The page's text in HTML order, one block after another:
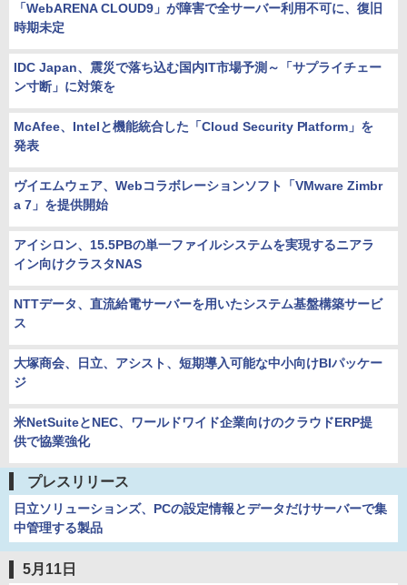
「WebARENA CLOUD9」が障害で全サーバー利用不可に、復旧
時期未定
IDC Japan、震災で落ち込む国内IT市場予測～「サプライチェー
ン寸断」に対策を
McAfee、Intelと機能統合した「Cloud Security Platform」を
発表
ヴイエムウェア、Webコラボレーションソフト「VMware Zimbr
a 7」を提供開始
アイシロン、15.5PBの単一ファイルシステムを実現するニアラ
イン向けクラスタNAS
NTTデータ、直流給電サーバーを用いたシステム基盤構築サービ
ス
大塚商会、日立、アシスト、短期導入可能な中小向けBIパッケー
ジ
米NetSuiteとNEC、ワールドワイド企業向けのクラウドERP提
供で協業強化
プレスリリース
日立ソリューションズ、PCの設定情報とデータだけサーバーで集
中管理する製品
5月11日